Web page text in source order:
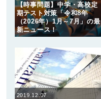
【時事問題】中学・高校定
期テスト対策「令和8年
（2026年）1月～7月」の最
新ニュース！
2019.12.07